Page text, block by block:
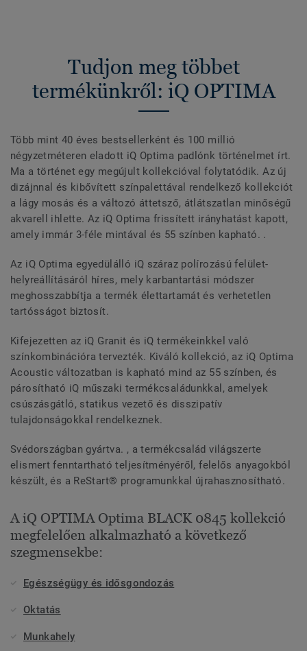
Tudjon meg többet
termékünkről: iQ OPTIMA
Több mint 40 éves bestsellerként és 100 millió
négyzetméteren eladott iQ Optima padlónk történelmet írt.
Ma a történet egy megújult kollekcióval folytatódik. Az új
dizájnnal és kibővített színpalettával rendelkező kollekciót
a lágy mosás és a változó áttetsző, átlátszatlan minőségű
akvarell ihlette. Az iQ Optima frissített irányhatást kapott,
amely immár 3-féle mintával és 55 színben kapható. .
Az iQ Optima egyedülálló iQ száraz polírozású felület-
helyreállításáról híres, mely karbantartási módszer
meghosszabbítja a termék élettartamát és verhetetlen
tartósságot biztosít.
Kifejezetten az iQ Granit és iQ termékeinkkel való
színkombinációra tervezték. Kiváló kollekció, az iQ Optima
Acoustic változatban is kapható mind az 55 színben, és
párosítható iQ műszaki termékcsaládunkkal, amelyek
csúszásgátló, statikus vezető és disszipatív
tulajdonságokkal rendelkeznek.
Svédországban gyártva. , a termékcsalád világszerte
elismert fenntartható teljesítményéről, felelős anyagokból
készült, és a ReStart® programunkkal újrahasznosítható.
A iQ OPTIMA Optima BLACK 0845 kollekció
megfelelően alkalmazható a következő
szegmensekbe:
Egészségügy és idősgondozás
Oktatás
Munkahely